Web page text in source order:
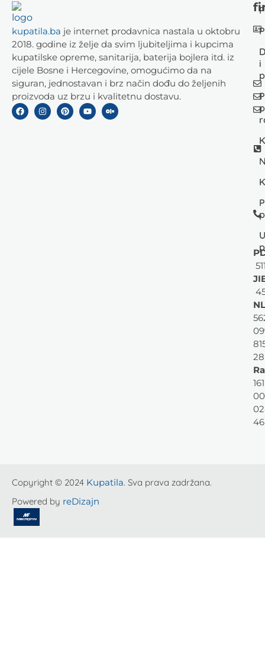
kupatila.ba je internet prodavnica nastala u oktobru
2018. godine iz želje da svim ljubiteljima i kupcima
kupatilske opreme, sanitarija, baterija bojlera itd. iz
cijele Bosne i Hercegovine, omogućimo da na
siguran, jednostavan i brz način dođu do željenih
proizvoda uz brzu i kvalitetnu dostavu.
i
28
46
Copyright © 2024 Kupatila. Sva prava zadržana.
Powered by reDizajn